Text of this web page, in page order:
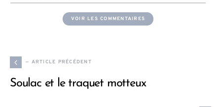
VOIR LES COMMENTAIRES
— ARTICLE PRÉCÉDENT
Soulac et le traquet motteux